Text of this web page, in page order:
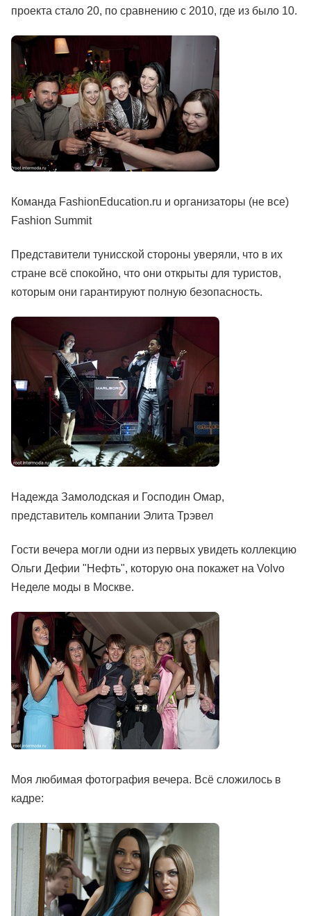
проекта стало 20, по сравнению с 2010, где из было 10.
Команда FashionEducation.ru и организаторы (не все)
Fashion Summit
Представители тунисской стороны уверяли, что в их
стране всё спокойно, что они открыты для туристов,
которым они гарантируют полную безопасность.
Надежда Замолодская и Господин Омар,
представитель компании Элита Трэвел
Гости вечера могли одни из первых увидеть коллекцию
Ольги Дефии "Нефть", которую она покажет на Volvo
Неделе моды в Москве.
Моя любимая фотография вечера. Всё сложилось в
кадре: